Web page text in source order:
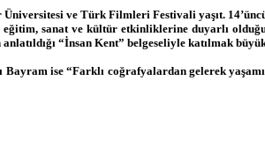
ve Türk Filmleri Festivali yaşıt.
sanat ve kültür etkinliklerine duyarlı
“İnsan Kent” belgeseliyle katılmak
ise “Farklı coğrafyalardan gelerek